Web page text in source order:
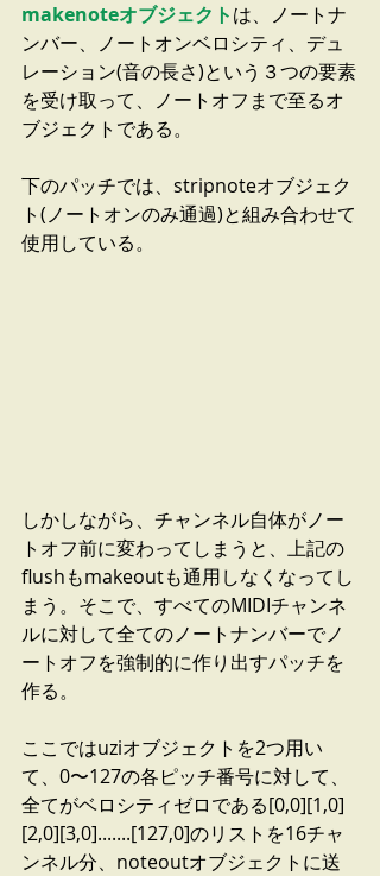
makenoteオブジェクトは、ノートナ
ンバー、ノートオンベロシティ、デュ
レーション(音の長さ)という３つの要素
を受け取って、ノートオフまで至るオ
ブジェクトである。
下のパッチでは、stripnoteオブジェク
ト(ノートオンのみ通過)と組み合わせて
使用している。
しかしながら、チャンネル自体がノー
トオフ前に変わってしまうと、上記の
flushもmakeoutも通用しなくなってし
まう。そこで、すべてのMIDIチャンネ
ルに対して全てのノートナンバーでノ
ートオフを強制的に作り出すパッチを
作る。
ここではuziオブジェクトを2つ用い
て、0〜127の各ピッチ番号に対して、
全てがベロシティゼロである[0,0][1,0]
[2,0][3,0].......[127,0]のリストを16チャ
ンネル分、noteoutオブジェクトに送